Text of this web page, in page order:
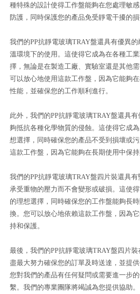
種特殊的設計使得工作盤能夠在您處理敏
防護，同時保護您的產品免受靜電干擾的損
我們的PP抗靜電玻璃TRAY盤還具有優異
溫環境下的使用。這使得它成為在各種工
擇，無論是在製造工廠、實驗室還是其他
可以放心地使用這款工作盤，因為它能夠
性能，並確保您的工作順利進行。
此外，我們的PP抗靜電玻璃TRAY盤還具
夠抵抗各種化學物質的侵蝕。這使得它成
想選擇，同時確保您的產品不受到損壞或
這款工作盤，因為它能夠在長期使用中保持
我們的PP抗靜電玻璃TRAY盤四片裝還具
承受重物的壓力而不會變形或破損。這使
的理想選擇，同時確保您的工作盤能夠長
換。您可以放心地依賴這款工作盤，因為
持和保護。
最後，我們的PP抗靜電玻璃TRAY盤四片
盡最大努力確保您的訂單及時送達，並提
您對我們的產品有任何疑問或需要進一步
繫。我們的專業團隊將竭誠為您提供協助。